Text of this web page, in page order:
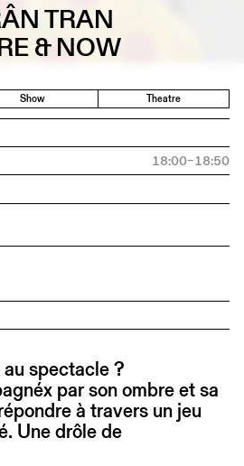
TRAN
& NOW
Show Theatre
18:00–18:50
spectacle ?
par son ombre et sa
à travers un jeu
Une drôle de